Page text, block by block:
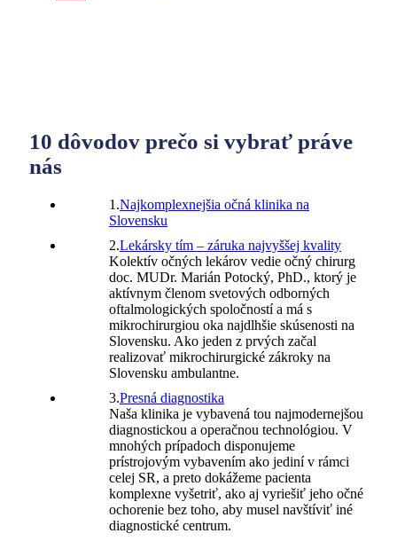
10 dôvodov prečo si vybrať práve
nás
1.Najkomplexnejšia očná klinika na
Slovensku
2.Lekársky tím – záruka najvyššej kvality
Kolektív očných lekárov vedie očný chirurg
doc. MUDr. Marián Potocký, PhD., ktorý je
aktívnym členom svetových odborných
oftalmologických spoločností a má s
mikrochirurgiou oka najdlhšie skúsenosti na
Slovensku. Ako jeden z prvých začal
realizovať mikrochirurgické zákroky na
Slovensku ambulantne.
3.Presná diagnostika
Naša klinika je vybavená tou najmodernejšou
diagnostickou a operačnou technológiou. V
mnohých prípadoch disponujeme
prístrojovým vybavením ako jediní v rámci
celej SR, a preto dokážeme pacienta
komplexne vyšetriť, ako aj vyriešiť jeho očné
ochorenie bez toho, aby musel navštíviť iné
diagnostické centrum.